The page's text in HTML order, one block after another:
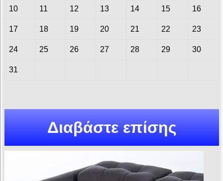
10 11 12 13 14 15 16
17 18 19 20 21 22 23
24 25 26 27 28 29 30
31
Διαβάστε επίσης